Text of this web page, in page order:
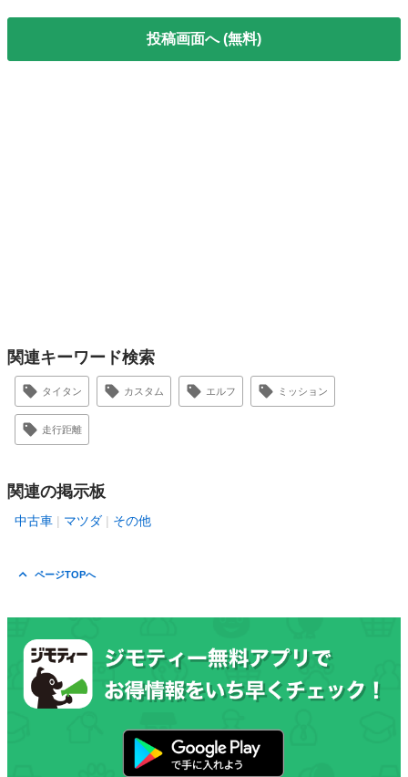
投稿画面へ (無料)
関連キーワード検索
タイタン カスタム エルフ ミッション
走行距離
関連の掲示板
中古車 マツダ その他
ページTOPへ